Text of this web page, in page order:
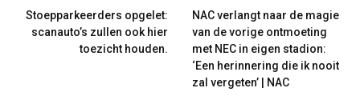
Stoepparkeerders opgelet:
scanauto’s zullen ook hier
toezicht houden.
NAC verlangt naar de magie
van de vorige ontmoeting
met NEC in eigen stadion:
‘Een herinnering die ik nooit
zal vergeten’ | NAC